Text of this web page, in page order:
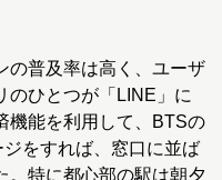
普及率は高く、ユーザ
のひとつが「LINE」に
機能を利用して、BTSの
ジをすれば、窓口に並ば
。特に都心部の駅は朝夕